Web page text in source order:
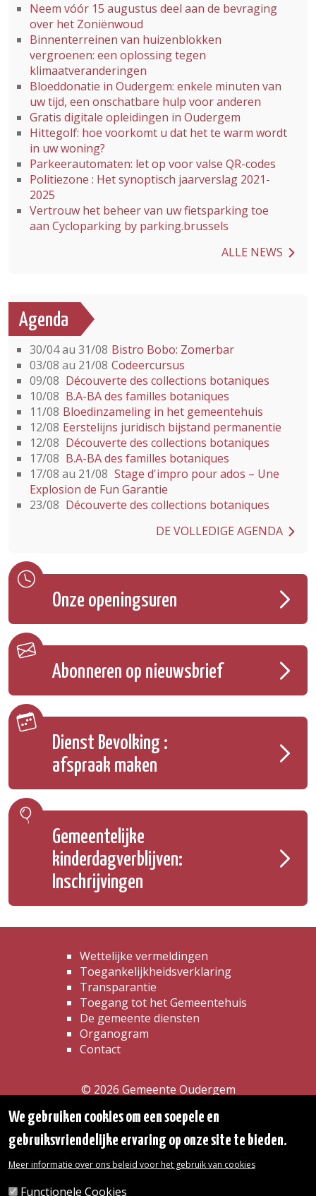
Neem vóór 15 augustus deel aan de bevraging
over het Zoniënwoud
Binnenterreinen van huizenblokken
vergroenen: een oplossing tegen
klimaatveranderingen
Bloeddonatie in Oudergem: enkele minuten van
uw tijd, een onschatbare hulp voor anderen
Gratis digitale opleidingen in Oudergem
Hittegolf: hoe voorkomt u dat het te warm wordt
in uw woning?
Parkeerautomaten: let op voor valse QR-codes
Politiezone : Het synoptisch jaarverslag 2021-
2025
Vertrouw het beheer van uw fietsparking toe
aan Cycloparking by parking.brussels
ALLE NEWS
Agenda
30/04 au 31/08 Bistro Bobo: Zomerbar
03/08 au 21/08 Codeercursus
09/08 Découverte des collections botaniques
10/08 B.A-BA des familles botaniques
11/08 Bloedinzameling in het gemeentehuis
12/08 Eerstelijns juridisch bijstand permanentie
12/08 Découverte des collections botaniques
17/08 B.A-BA des familles botaniques
17/08 au 21/08 Stage d'impro pour ados – Une
Explosion de Fun Garantie
23/08 Découverte des collections botaniques
DE VOLLEDIGE AGENDA
Onze openingsuren
Abonneren op nieuwsbrief
Dienst Bevolking :
afspraak maken
Gemeentelijke
kinderdagverblijven:
Inschrijvingen
Wettelijke vermeldingen
Toegankelijkheidsverklaring
Transparantie
Toegang tot het Gemeentehuis
De gemeente diensten
Organogram
Contact
© 2026 Gemeente Oudergem
Emile Idiersstraat 12 - 1160 Oudergem
Tel. :02/676.48.11.
Onze openingsuren
We gebruiken cookies om een soepele en
gebruiksvriendelijke ervaring op onze site te bieden.
Meer informatie over ons beleid voor het gebruik van cookies
Functionele Cookies